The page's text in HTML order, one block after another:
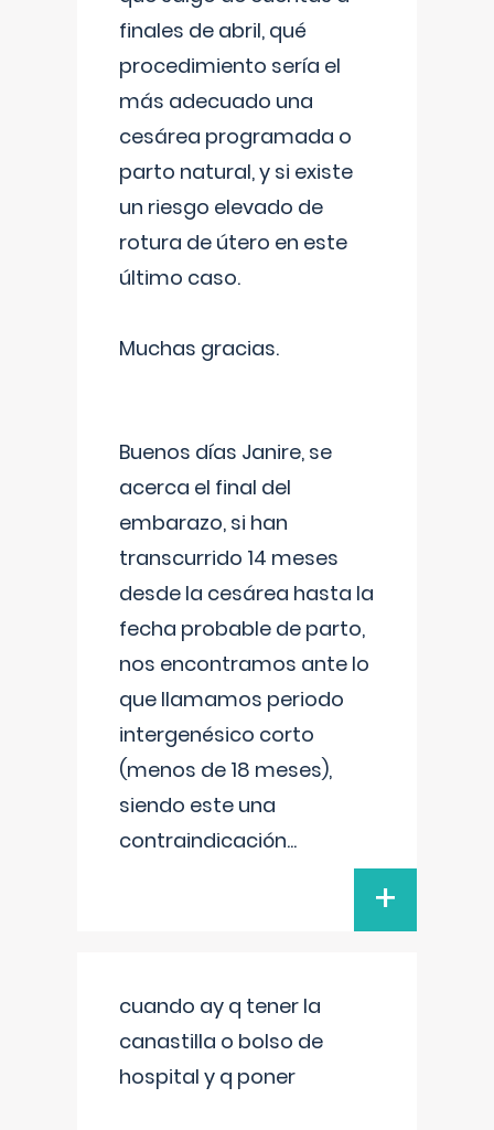
finales de abril, qué
procedimiento sería el
más adecuado una
cesárea programada o
parto natural, y si existe
un riesgo elevado de
rotura de útero en este
último caso.
Muchas gracias.
Buenos días Janire, se
acerca el final del
embarazo, si han
transcurrido 14 meses
desde la cesárea hasta la
fecha probable de parto,
nos encontramos ante lo
que llamamos periodo
intergenésico corto
(menos de 18 meses),
siendo este una
contraindicación...
+
cuando ay q tener la
canastilla o bolso de
hospital y q poner